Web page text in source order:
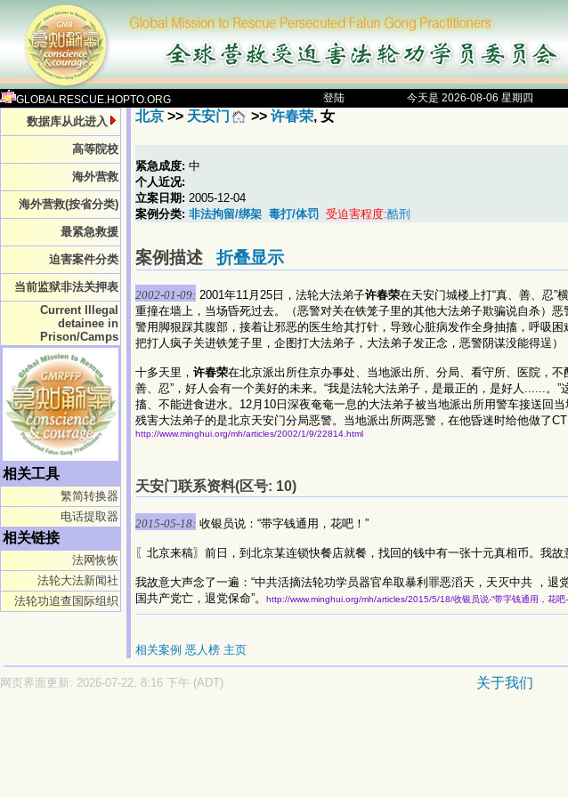
GLOBALRESCUE.HOPTO.ORG 登陆 今天是 2026-08-06 星期四
数据库从此进入
高等院校
海外营救
海外营救(按省分类)
最紧急救援
迫害案件分类
当前监狱非法关押表
Current Illegal
detainee in
Prison/Camps
相关工具
繁简转换器
电话提取器
相关链接
法网恢恢
法轮大法新闻社
法轮功追查国际组织
北京 >> 天安门 >> 许春荣, 女
紧急成度: 中
个人近况:
立案日期: 2005-12-04
案例分类: 非法拘留/绑架 毒打/体罚 受迫害程度:酷刑
案例描述 折叠显示
2002-01-09: 2001年11月25日，法轮大法弟子许春荣在天安门城楼上打“真、善、忍”
重撞在墙上，当场昏死过去。（恶警对关在铁笼子里的其他大法弟子欺骗说自杀）
警用脚狠踩其腹部，接着让邪恶的医生给其打针，导致心脏病发作全身抽搐，呼吸
把打人疯子关进铁笼子里，企图打大法弟子，大法弟子发正念，恶警阴谋没能得逞）
十多天里， 许春荣在北京派出所住京办事处、当地派出所、分局、看守所、医院，不
善、忍”，好人会有一个美好的未来。“我是法轮大法弟子，是最正的，是好人......。
搐、不能进食进水。12月10日深夜奄奄一息的大法弟子被当地派出所用警车接送回
残害大法弟子的是北京天安门分局恶警。当地派出所两恶警，在他昏迷时给他做了
http://www.minghui.org/mh/articles/2002/1/9/22814.html
天安门联系资料(区号: 10)
2015-05-18: 收银员说：“带字钱通用，花吧！”
〖北京来稿〗前日，到北京某连锁快餐店就餐，找回的钱中有一张十元真相币。我故
我故意大声念了一遍：“中共活摘法轮功学员器官牟取暴利罪恶滔天，天灭中共 ，
国共产党亡，退党保命”。
http://www.minghui.org/mh/articles/2015/5/18/收银员说-“带字钱通用，花吧
相关案例 恶人榜 主页
网页界面更新: 2026-07-22, 8:16 下午 (ADT) 关于我们